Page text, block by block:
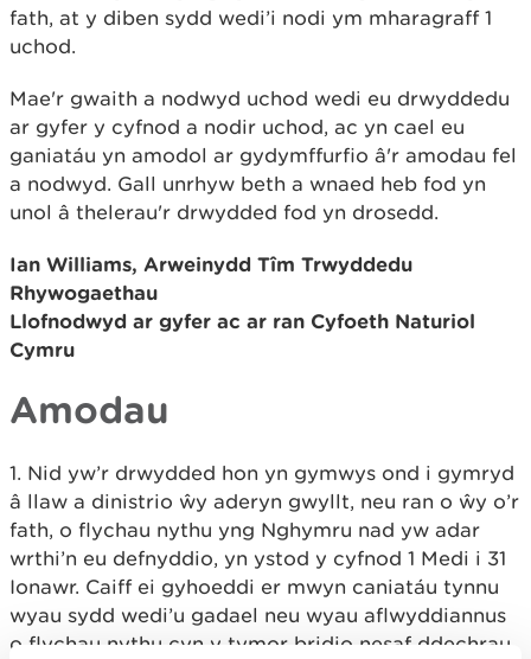
fath, at y diben sydd wedi’i nodi ym mharagraff 1
uchod.
Mae'r gwaith a nodwyd uchod wedi eu drwyddedu
ar gyfer y cyfnod a nodir uchod, ac yn cael eu
ganiatáu yn amodol ar gydymffurfio â'r amodau fel
a nodwyd. Gall unrhyw beth a wnaed heb fod yn
unol â thelerau'r drwydded fod yn drosedd.
Ian Williams, Arweinydd Tîm Trwyddedu
Rhywogaethau
Llofnodwyd ar gyfer ac ar ran Cyfoeth Naturiol
Cymru
Amodau
1. Nid yw’r drwydded hon yn gymwys ond i gymryd
â llaw a dinistrio ŵy aderyn gwyllt, neu ran o ŵy o’r
fath, o flychau nythu yng Nghymru nad yw adar
wrthi’n eu defnyddio, yn ystod y cyfnod 1 Medi i 31
Ionawr. Caiff ei gyhoeddi er mwyn caniatáu tynnu
wyau sydd wedi’u gadael neu wyau aflwyddiannus
o flychau nythu cyn y tymor bridio nesaf ddechrau.